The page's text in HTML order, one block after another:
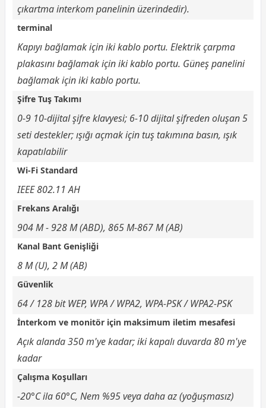
çıkartma interkom panelinin üzerindedir).
terminal
Kapıyı bağlamak için iki kablo portu. Elektrik çarpma
plakasını bağlamak için iki kablo portu. Güneş panelini
bağlamak için iki kablo portu.
Şifre Tuş Takımı
0-9 10-dijital şifre klavyesi; 6-10 dijital şifreden oluşan 5
seti destekler; ışığı açmak için tuş takımına basın, ışık
kapatılabilir
Wi-Fi Standard
IEEE 802.11 AH
Frekans Aralığı
904 M - 928 M (ABD), 865 M-867 M (AB)
Kanal Bant Genişliği
8 M (U), 2 M (AB)
Güvenlik
64 / 128 bit WEP, WPA / WPA2, WPA-PSK / WPA2-PSK
İnterkom ve monitör için maksimum iletim mesafesi
Açık alanda 350 m'ye kadar; iki kapalı duvarda 80 m'ye
kadar
Çalışma Koşulları
-20°C ila 60°C, Nem %95 veya daha az (yoğuşmasız)